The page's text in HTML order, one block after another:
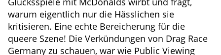
warum eigentlich nur die Hässlichen sie
kritisieren. Eine echte Bereicherung für die
queere Szene! Die Verkündungen von Drag Race
Germany zu schauen, war wie Public Viewing